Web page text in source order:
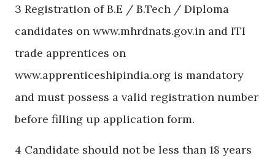
3 Registration of B.E / B.Tech / Diploma
candidates on www.mhrdnats.gov.in and ITI
trade apprentices on
www.apprenticeshipindia.org is mandatory
and must possess a valid registration number
before filling up application form.
4 Candidate should not be less than 18 years